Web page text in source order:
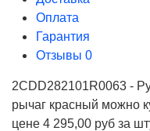
Оплата
Гарантия
Отзывы 0
2CDD282101R0063 -
рычаг красный можно
цене 4 295,00 руб за